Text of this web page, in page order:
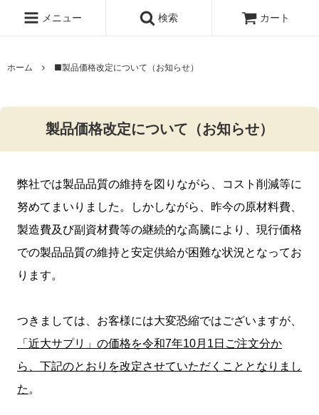
メニュー 検索 カート
ホーム ■製品価格改定について（お知らせ）
製品価格改定について（お知らせ）
弊社では製品品質の維持を図りながら、コスト削減等に
努めてまいりました。しかしながら、昨今の原材料費、
製造費及び副資材費等の継続的な高騰により、現行価格
での製品品質の維持と安定供給が困難な状況となってお
ります。
つきましては、お客様には大変恐縮ではございますが、
「近大サプリ」の価格を令和7年10月1日ご注文分か
ら、下記のとおりを改定させていただくこととなりまし
た 。